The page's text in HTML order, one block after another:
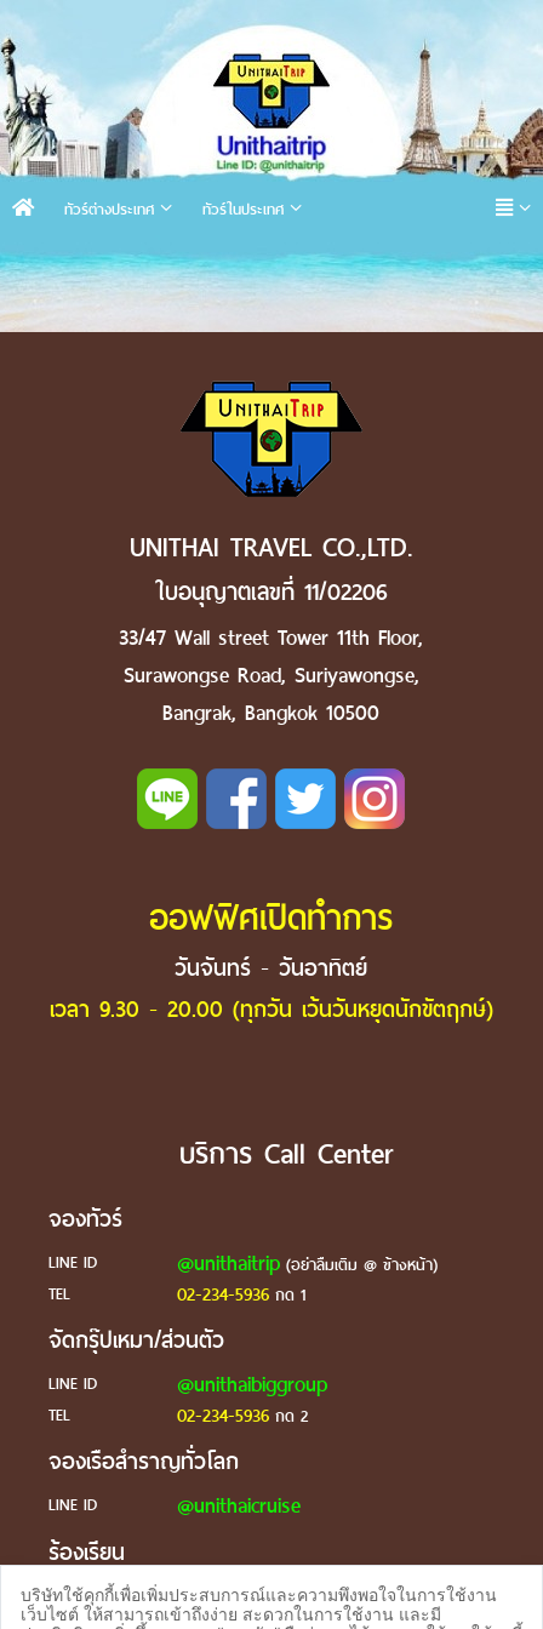
ทัวร์ต่างประเทศ ทัวร์ในประเทศ
UNITHAI TRAVEL CO.,LTD.
ใบอนุญาตเลขที่ 11/02206
33/47 Wall street Tower 11th Floor,
Surawongse Road, Suriyawongse,
Bangrak, Bangkok 10500
ออฟฟิศเปิดทำการ
วันจันทร์ - วันอาทิตย์
เวลา 9.30 - 20.00 (ทุกวัน เว้นวันหยุดนักขัตฤกษ์)
บริการ Call Center
จองทัวร์
LINE ID @unithaitrip(อย่าลืมเติม @ ข้างหน้า)
TEL
02-234-5936กด 1
จัดกรุ๊ปเหมา/ส่วนตัว
LINE ID @unithaibiggroup
TEL 02-234-5936กด 2
จองเรือสำราญทั่วโลก
LINE ID @unithaicruise
ร้องเรียน
LINE ID @unithaicare
บริษัทใช้คุกกี้เพื่อเพิ่มประสบการณ์และความพึงพอใจในการใช้งาน
เว็บไซต์ ให้สามารถเข้าถึงง่าย สะดวกในการใช้งาน และมี